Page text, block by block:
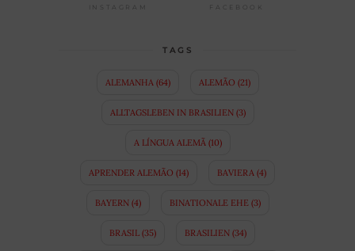
INSTAGRAM FACEBOOK
TAGS
ALEMANHA(64) ALEMÃO (21)
ALLTAGSLEBEN IN BRASILIEN(3)
A LÍNGUA ALEMÃ(10)
APRENDER ALEMÃO (14) BAVIERA (4)
BAYERN(4) BINATIONALE EHE(3)
BRASIL(35) BRASILIEN(34)